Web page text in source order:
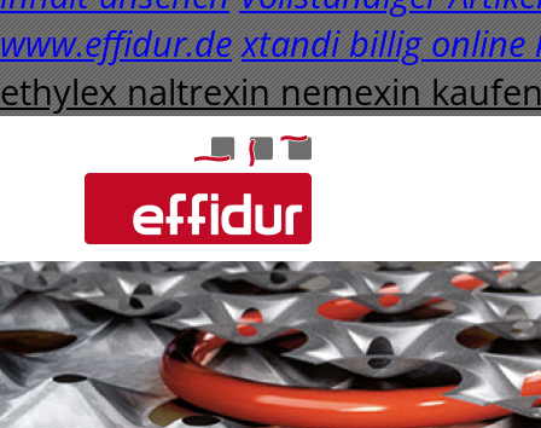
www.effidur.de xtandi billig online
ethylex naltrexin nemexin